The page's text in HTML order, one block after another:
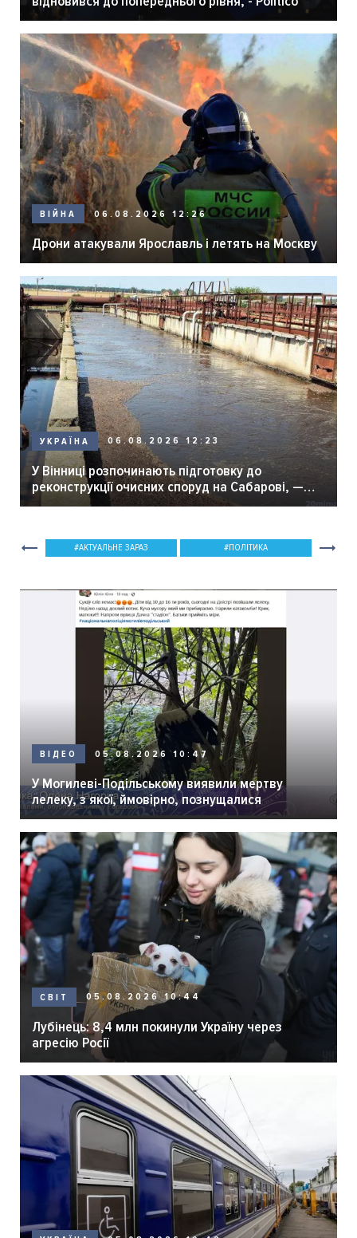
ВІЙНА 06.08.2026 12:26
Дрони атакували Ярославль і летять на Москву
УКРАЇНА 06.08.2026 12:23
У Вінниці розпочинають підготовку до
реконструкції очисних споруд на Сабарові, —
мер Вінниці.
АКТУАЛЬНЕ ЗАРАЗ ПОЛІТИКА
ВІДЕО 05.08.2026 10:47
У Могилеві-Подільському виявили мертву
лелеку, з якої, ймовірно, познущалися
СВІТ 05.08.2026 10:44
Лубінець: 8,4 млн покинули Україну через
агресію Росії